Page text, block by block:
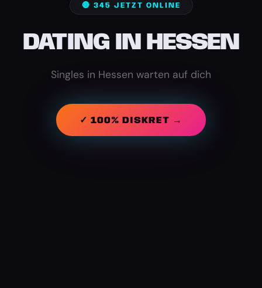
🔴 345 JETZT ONLINE
DATING IN HESSEN
Singles in Hessen warten auf dich
✓ 100% DISKRET →